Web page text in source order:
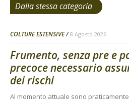
Dalla stessa categoria
COLTURE ESTENSIVE 8 Agosto 2026
Frumento, senza pre e
precoce necessario
dei rischi
Al momento attuale sono